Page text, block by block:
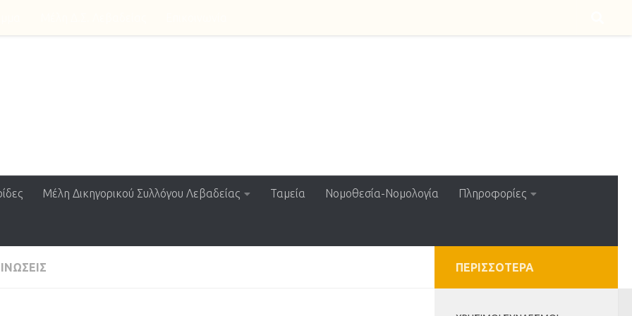
Μέλη Δικηγορικού Συλλόγου Λεβαδείας Ταμεία Νομοθεσία-Νομολογία Πληροφορίες
ΠΕΡΙΣΣΌΤΕΡΑ